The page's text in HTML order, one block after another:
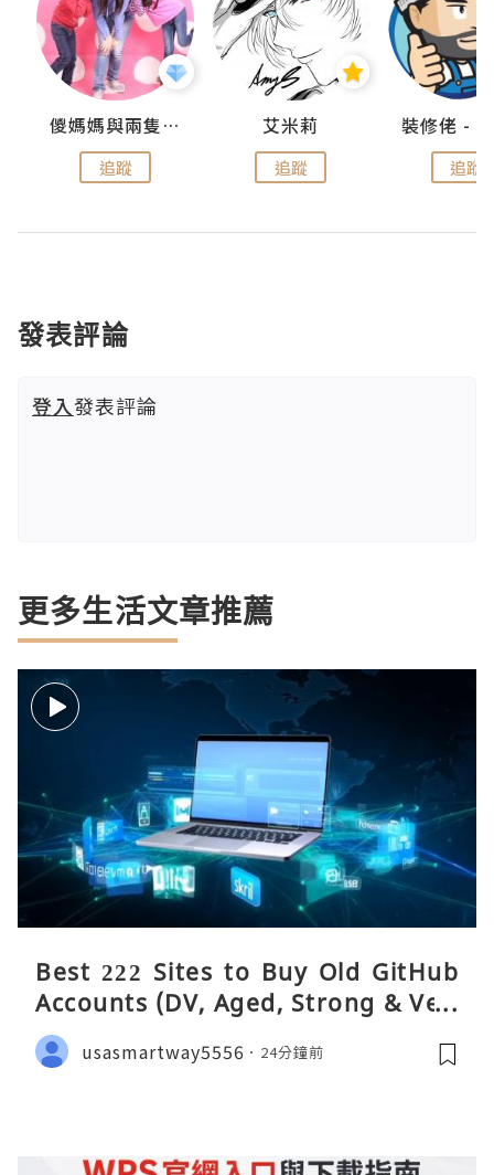
儍媽媽與兩隻小魔怪之家
追蹤
艾米莉
追蹤 追蹤
發表評論
登入發表評論
更多生活文章推薦
Best 222 Sites to Buy Old GitHub
Accounts (DV, Aged, Strong & Veri
fied)
usasmartway5556 24分鐘前